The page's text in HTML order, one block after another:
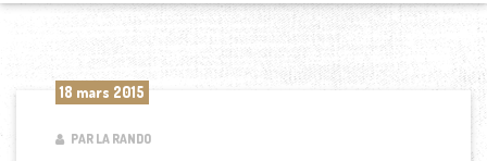
18 mars 2015
PAR LA RANDO